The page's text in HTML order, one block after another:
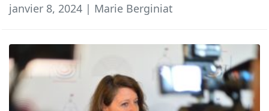
janvier 8, 2024 | Marie Berginiat